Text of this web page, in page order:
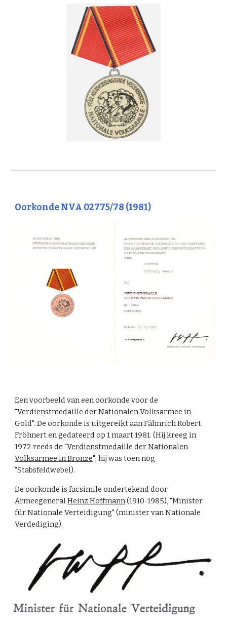
Oorkonde NVA 02775/78 (1981)
Een voorbeeld van een oorkonde voor de
"Verdienstmedaille der Nationalen Volksarmee in
Gold". De oorkonde is uitgereikt aan Fähnrich Robert
Fröhnert en gedateerd op 1 maart 1981. (Hij kreeg in
1972 reeds de "Verdienstmedaille der Nationalen
Volksarmee in Bronze"; hij was toen nog
"Stabsfeldwebel).
De oorkonde is facsimile ondertekend door
ArmeegeneralHeinz Hoffmann(1910-1985), "Minister
für Nationale Verteidigung" (minister van Nationale
Verdediging).